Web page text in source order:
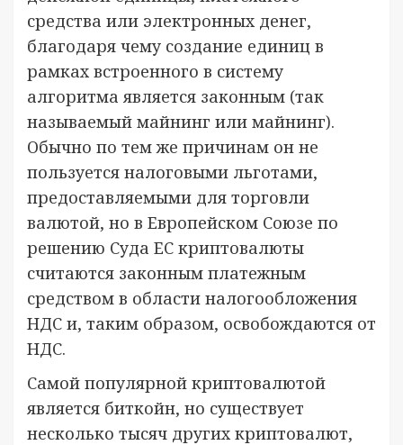
средства или электронных денег,
благодаря чему создание единиц в
рамках встроенного в систему
алгоритма является законным (так
называемый майнинг или майнинг).
Обычно по тем же причинам он не
пользуется налоговыми льготами,
предоставляемыми для торговли
валютой, но в Европейском Союзе по
решению Суда ЕС криптовалюты
считаются законным платежным
средством в области налогообложения
НДС и, таким образом, освобождаются от
НДС.
Самой популярной криптовалютой
является биткойн, но существует
несколько тысяч других криптовалют,